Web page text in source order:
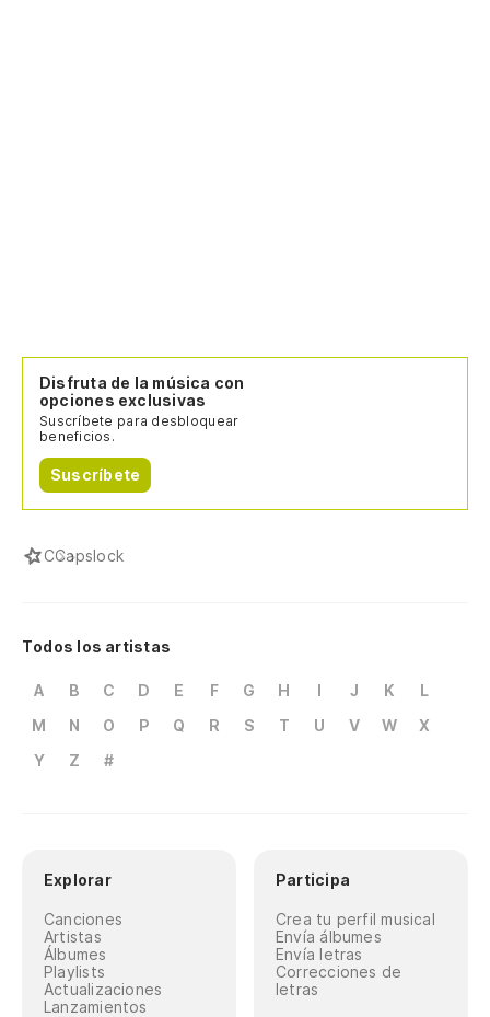
Disfruta de la música con
opciones exclusivas
Suscríbete para desbloquear
beneficios.
Suscríbete
CCapslock
Todos los artistas
A B C D E F G H I J K
L
M
N O P Q R S T U V W
X
Y
Z #
Explorar
Canciones
Artistas
Álbumes
Playlists
Actualizaciones
Lanzamientos
Participa
Crea tu perfil musical
Envía álbumes
Envía letras
Correcciones de
letras